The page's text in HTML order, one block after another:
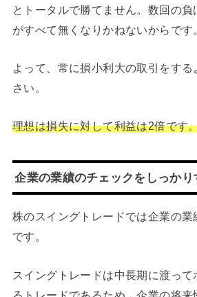
とトータルで勝てません。数回の
がすべて無くなりかねないからです
よって、常に損小利大の取引をす
さい。
理想は損失に対して利益は2倍です
企業の業績のチェックをしっかり
株のスイングトレードでは企業の
です。
スイングトレードは中長期に渡っ